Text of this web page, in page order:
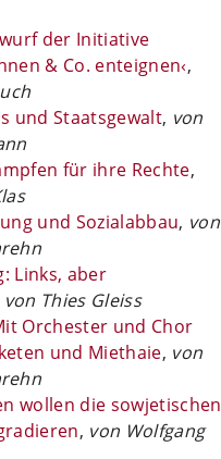
der Initiative
& Co. enteignen‹,
und Staatsgewalt, von
für ihre Rechte,
und Sozialabbau, von
Links, aber
von Thies Gleiss
Orchester und Chor
und Miethaie, von
wollen die sowjetischen
, von Wolfgang